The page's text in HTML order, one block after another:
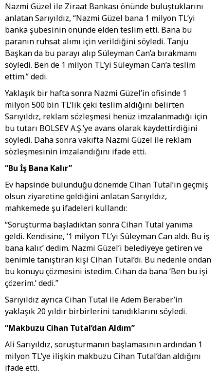
Nazmi Güzel ile Ziraat Bankası önünde buluştuklarını
anlatan Sarıyıldız, “Nazmi Güzel bana 1 milyon TL’yi
banka şubesinin önünde elden teslim etti. Bana bu
paranın ruhsat alımı için verildiğini söyledi. Tanju
Başkan da bu parayı alıp Süleyman Can’a bırakmamı
söyledi. Ben de 1 milyon TL’yi Süleyman Can’a teslim
ettim.” dedi.
Yaklaşık bir hafta sonra Nazmi Güzel’in ofisinde 1
milyon 500 bin TL’lik çeki teslim aldığını belirten
Sarıyıldız, reklam sözleşmesi henüz imzalanmadığı için
bu tutarı BOLSEV A.Ş.’ye avans olarak kaydettirdiğini
söyledi. Daha sonra vakıfta Nazmi Güzel ile reklam
sözleşmesinin imzalandığını ifade etti.
“Bu İş Bana Kalır”
Ev hapsinde bulunduğu dönemde Cihan Tutal’ın geçmiş
olsun ziyaretine geldiğini anlatan Sarıyıldız,
mahkemede şu ifadeleri kullandı:
“Soruşturma başladıktan sonra Cihan Tutal yanıma
geldi. Kendisine, ‘1 milyon TL’yi Süleyman Can aldı. Bu iş
bana kalır.’ dedim. Nazmi Güzel’i belediyeye getiren ve
benimle tanıştıran kişi Cihan Tutal’dı. Bu nedenle ondan
bu konuyu çözmesini istedim. Cihan da bana ‘Ben bu işi
çözerim.’ dedi.”
Sarıyıldız ayrıca Cihan Tutal ile Adem Beraber’in
yaklaşık 20 yıldır birbirlerini tanıdıklarını söyledi.
“Makbuzu Cihan Tutal’dan Aldım”
Ali Sarıyıldız, soruşturmanın başlamasının ardından 1
milyon TL’ye ilişkin makbuzu Cihan Tutal’dan aldığını
ifade etti.